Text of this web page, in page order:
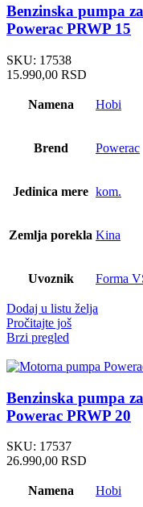
Benzinska pumpa
Powerac PRWP 15
SKU: 17538
15.990,00 RSD
Namena Hobi
Brend Powerac
Jedinica mere kom.
Zemlja porekla Kina
Uvoznik Forma
Dodaj u listu želja
Pročitajte još
Brzi pregled
Benzinska pumpa
Powerac PRWP 20
SKU: 17537
26.990,00 RSD
Namena Hobi